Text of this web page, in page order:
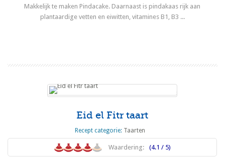
Makkelijk te maken Pindacake. Daarnaast is pindakaas rijk aan
plantaardige vetten en eiwitten, vitamines B1, B3 ...
Eid el Fitr taart
Recept categorie: Taarten
Waardering: (4.1 / 5)